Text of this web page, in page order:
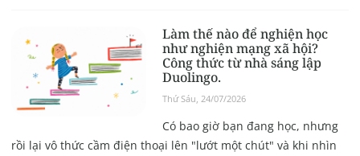
Làm thế nào để nghiện học
như nghiện mạng xã hội?
Công thức từ nhà sáng lập
Duolingo.
Thứ Sáu, 24/07/2026
Có bao giờ bạn đang học, nhưng
rồi lại vô thức cầm điện thoại lên "lướt một chút" và khi nhìn